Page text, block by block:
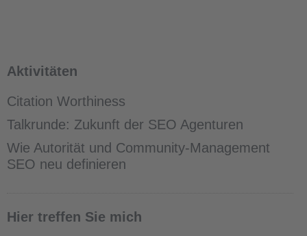
Aktivitäten
Citation Worthiness
Talkrunde: Zukunft der SEO Agenturen
Wie Autorität und Community-Management
SEO neu definieren
Hier treffen Sie mich